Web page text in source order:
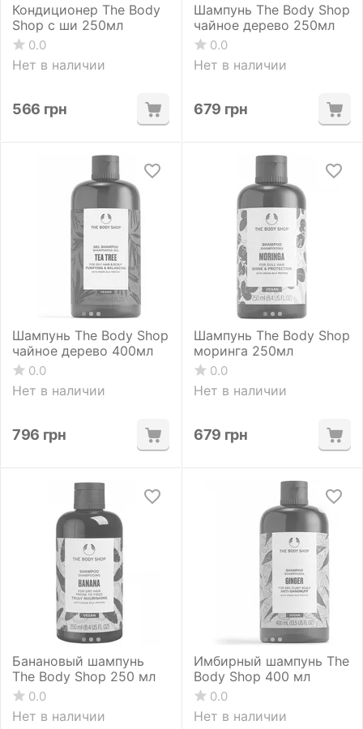
Кондиционер The Body
Shop с ши 250мл
0.0
Нет в наличии
566 грн
Шампунь The Body Shop
чайное дерево 250мл
0.0
Нет в наличии
679 грн
Шампунь The Body Shop
чайное дерево 400мл
0.0
Нет в наличии
796 грн
Шампунь The Body Shop
моринга 250мл
0.0
Нет в наличии
679 грн
Банановый шампунь
The Body Shop 250 мл
0.0
Нет в наличии
Имбирный шампунь The
Body Shop 400 мл
0.0
Нет в наличии